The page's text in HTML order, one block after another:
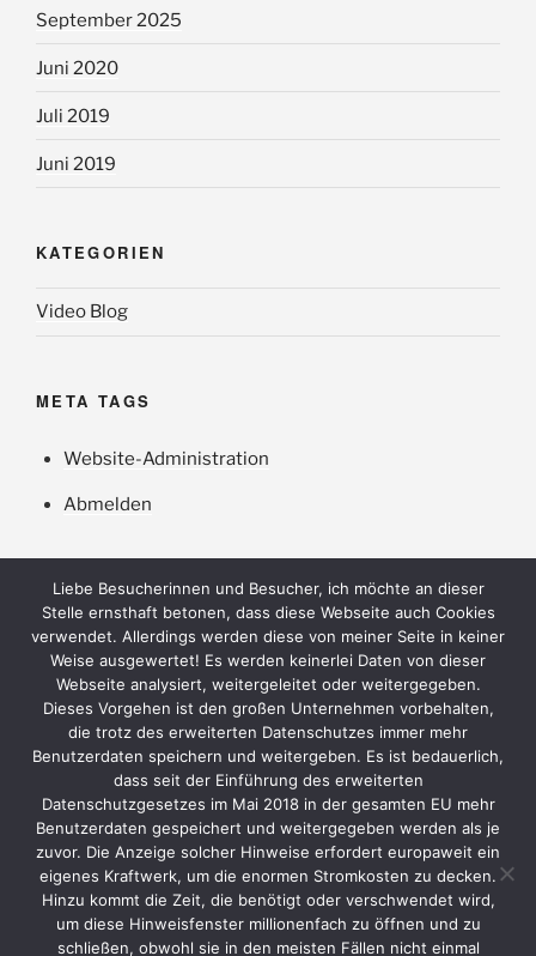
September 2025
Juni 2020
Juli 2019
Juni 2019
KATEGORIEN
Video Blog
META TAGS
Website-Administration
Abmelden
Datenschutzerklärung
Liebe Besucherinnen und Besucher, ich möchte an dieser
Stelle ernsthaft betonen, dass diese Webseite auch Cookies
verwendet. Allerdings werden diese von meiner Seite in keiner
Weise ausgewertet! Es werden keinerlei Daten von dieser
Webseite analysiert, weitergeleitet oder weitergegeben.
Dieses Vorgehen ist den großen Unternehmen vorbehalten,
die trotz des erweiterten Datenschutzes immer mehr
Benutzerdaten speichern und weitergeben. Es ist bedauerlich,
dass seit der Einführung des erweiterten
Datenschutzgesetzes im Mai 2018 in der gesamten EU mehr
Benutzerdaten gespeichert und weitergegeben werden als je
zuvor. Die Anzeige solcher Hinweise erfordert europaweit ein
eigenes Kraftwerk, um die enormen Stromkosten zu decken.
Hinzu kommt die Zeit, die benötigt oder verschwendet wird,
um diese Hinweisfenster millionenfach zu öffnen und zu
schließen, obwohl sie in den meisten Fällen nicht einmal